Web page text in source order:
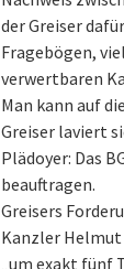
der Greiser
Fragebögen,
verwertbaren
Man kann auf
Greiser laviert
Plädoyer: Das
beauftragen.
Greisers
Kanzler Helmut
„um exakt fünf